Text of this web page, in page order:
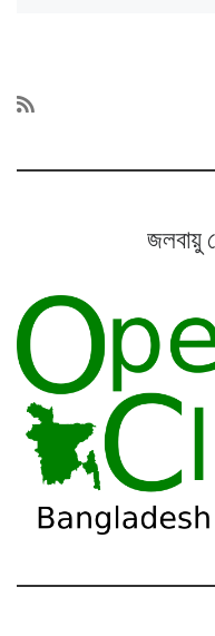
জলবায়ু